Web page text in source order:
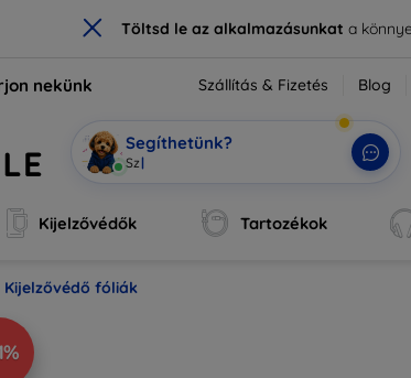
× Töltsd le az alkalmazásunkata
nekünk Szállítás & Fizetés Blog
Segíthetünk?
Szívesen segíte
Kijelzővédők Tartozékok
Kijelzővédő fóliák